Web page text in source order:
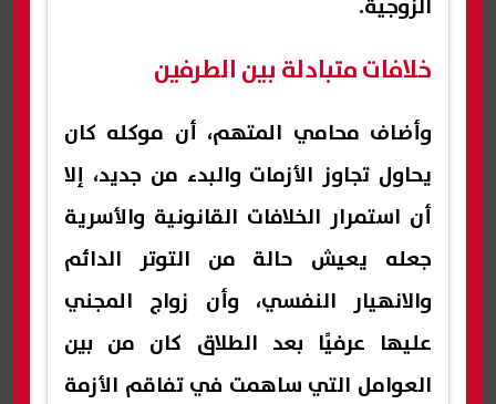
خلافات متبادلة بين الطرفين
وأضاف محامي المتهم، أن موكله كان
يحاول تجاوز الأزمات والبدء من جديد، إلا
أن استمرار الخلافات القانونية والأسرية
جعله يعيش حالة من التوتر الدائم
والانهيار النفسي، وأن زواج المجني
عليها عرفيًا بعد الطلاق كان من بين
العوامل التي ساهمت في تفاقم الأزمة